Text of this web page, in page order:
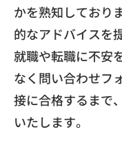
かを熟知しており
的なアドバイスを
就職や転職に不安
なく問い合わせフ
接に合格するまで
いたします。